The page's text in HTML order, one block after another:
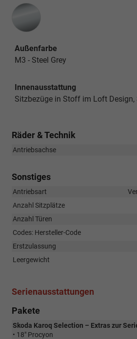
Außenfarbe
M3 - Steel Grey
Innenausstattung
Sitzbezüge in Stoff im Loft Design,
Räder & Technik
Antriebsachse
Sonstiges
Antriebsart
Anzahl Sitzplätze
Anzahl Türen
Codes: Hersteller-Code
Erstzulassung
Leergewicht
Serienausstattungen
Pakete
Skoda Karoq Selection – Extras zur
• 18" Procyon